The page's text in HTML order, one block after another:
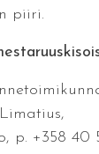
piiri.
p. +358 40